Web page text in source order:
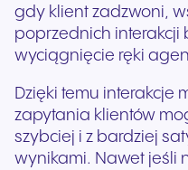
gdy klient zadzwoni,
poprzednich
wyciągnięcie ręki
Dzięki temu interakcje
zapytania klientów
szybciej i z bardziej
wynikami. Nawet jeśli